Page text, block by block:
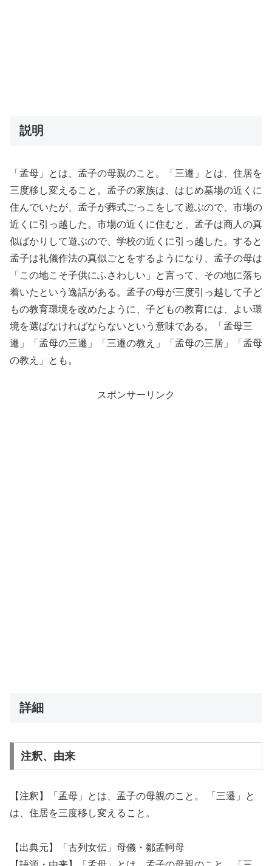
説明
「孟母」とは、孟子の母親のこと。「三遷」とは、住居を
三度移し変えること。孟子の家族は、はじめ墓場の近くに
住んでいたが、孟子が葬式ごっこをして遊ぶので、市場の
近くに引っ越した。市場の近くに住むと、孟子は商人の真
似ばかりして遊ぶので、学校の近くに引っ越した。すると
孟子は礼儀作法の真似ごとをするようになり、孟子の母は
「この地こそ子供にふさわしい」と言って、その地に落ち
着いたという逸話がある。孟子の母が三度引っ越して子ど
もの教育環境を改めたように、子どもの教育には、よい環
境を選ばなければならないという意味である。「孟母三
遷」「孟母の三遷」「三遷の教え」「孟母の三居」「孟母
の教え」とも。
スポンサーリンク
詳細
注釈、由来
【注釈】「孟母」とは、孟子の母親のこと。 「三遷」と
は、住居を三度移し変えること。
【出典元】「古列女伝」母儀・鄒孟軻母